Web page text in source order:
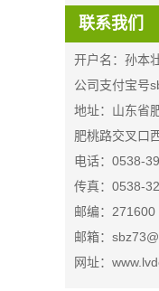
联系我们
开户名：孙本
公司支付宝号
地址：山东省
肥桃路交叉口
电话：0538-
传真：0538-
邮编：271600
邮箱：
网址：